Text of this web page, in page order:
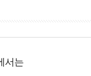
서는